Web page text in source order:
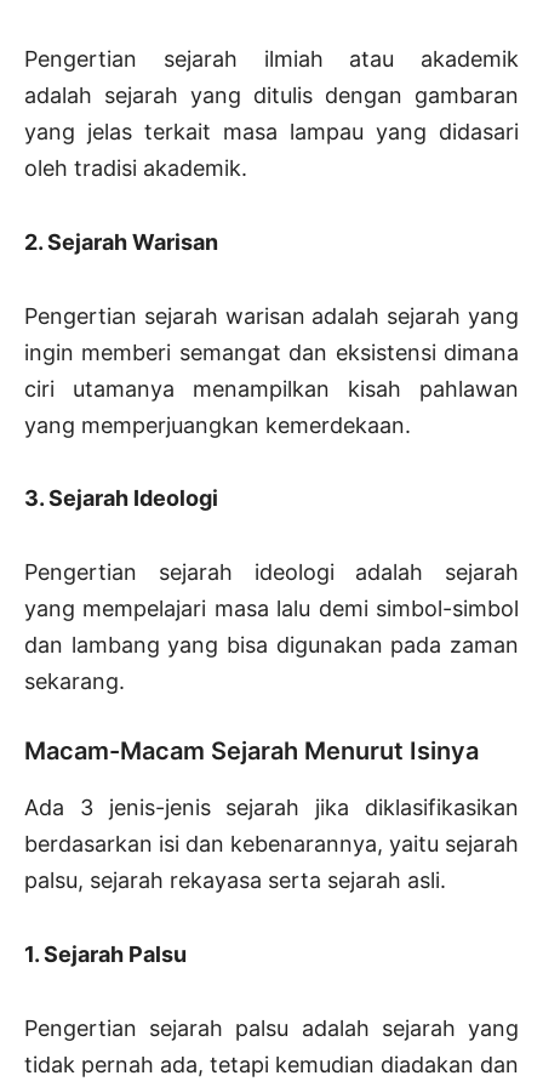
Pengertian sejarah ilmiah atau akademik
adalah sejarah yang ditulis dengan gambaran
yang jelas terkait masa lampau yang didasari
oleh tradisi akademik.
2. Sejarah Warisan
Pengertian sejarah warisan adalah sejarah yang
ingin memberi semangat dan eksistensi dimana
ciri utamanya menampilkan kisah pahlawan
yang memperjuangkan kemerdekaan.
3. Sejarah Ideologi
Pengertian sejarah ideologi adalah sejarah
yang mempelajari masa lalu demi simbol-simbol
dan lambang yang bisa digunakan pada zaman
sekarang.
Macam-Macam Sejarah Menurut Isinya
Ada 3 jenis-jenis sejarah jika diklasifikasikan
berdasarkan isi dan kebenarannya, yaitu sejarah
palsu, sejarah rekayasa serta sejarah asli.
1. Sejarah Palsu
Pengertian sejarah palsu adalah sejarah yang
tidak pernah ada, tetapi kemudian diadakan dan